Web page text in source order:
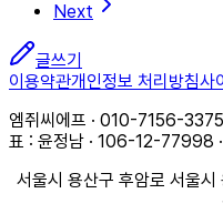
Next
글쓰기
이용약관개인정보 처리방침사
엠쥐씨에프 · 010-7156-
표 : 윤정남 · 106-12-77998
서울시 용산구 후암로 서울